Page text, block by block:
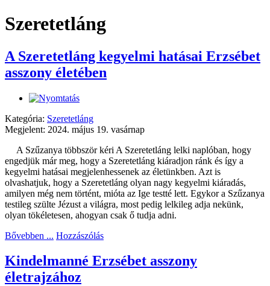
Szeretetláng
A Szeretetláng kegyelmi hatásai Erzsébet
asszony életében
Kategória: Szeretetláng
Megjelent: 2024. május 19. vasárnap
A Szűzanya többször kéri A Szeretetláng lelki naplóban, hogy
engedjük már meg, hogy a Szeretetláng kiáradjon ránk és így a
kegyelmi hatásai megjelenhessenek az életünkben. Azt is
olvashatjuk, hogy a Szeretetláng olyan nagy kegyelmi kiáradás,
amilyen még nem történt, mióta az Ige testté lett. Egykor a Szűzanya
testileg szülte Jézust a világra, most pedig lelkileg adja nekünk,
olyan tökéletesen, ahogyan csak ő tudja adni.
Bővebben ... Hozzászólás
Kindelmanné Erzsébet asszony
életrajzához